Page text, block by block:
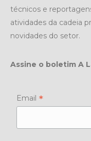
técnicos e
atividades da cadeia
novidades do setor.
Assine o boletim A
Email *